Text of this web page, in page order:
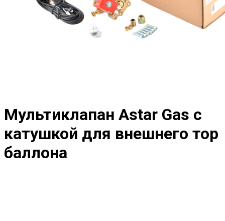
Мультиклапан Astar Gas с
катушкой для внешнего тор
баллона